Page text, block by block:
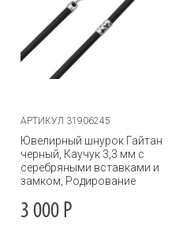
АРТИКУЛ 31906245
Ювелирный шнурок Гайтан
черный, Каучук 3,3 мм с
серебряными вставками и
замком, Родирование
3 000 Р